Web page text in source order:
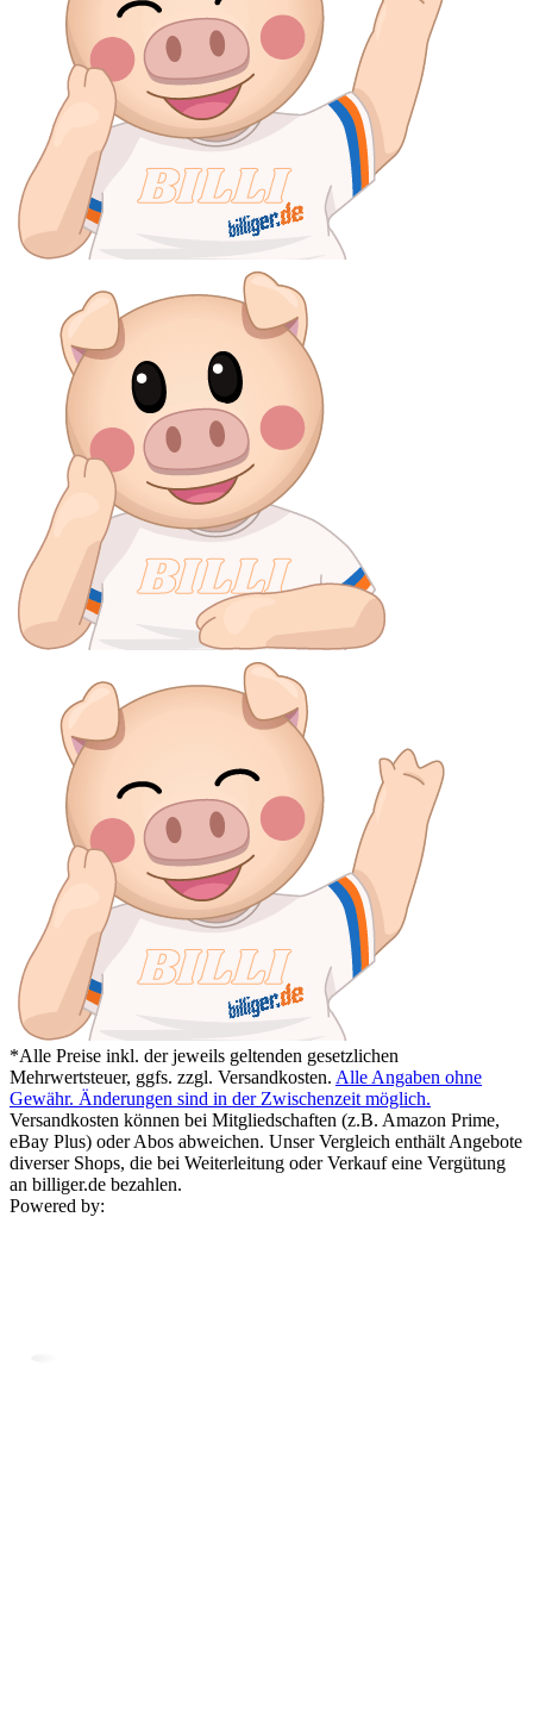
*Alle Preise inkl. der jeweils geltenden gesetzlichen
Mehrwertsteuer, ggfs. zzgl. Versandkosten. Alle Angaben ohne
Gewähr. Änderungen sind in der Zwischenzeit möglich.
Versandkosten können bei Mitgliedschaften (z.B. Amazon Prime,
eBay Plus) oder Abos abweichen. Unser Vergleich enthält Angebote
diverser Shops, die bei Weiterleitung oder Verkauf eine Vergütung
an billiger.de bezahlen.
Powered by: